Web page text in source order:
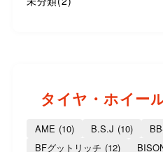
タイヤ・ホイー
AME (10) B.S.J (10)
BFグットリッチ (12)